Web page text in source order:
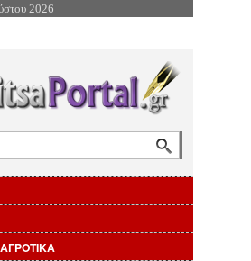
στην Πλοήγηση
2026